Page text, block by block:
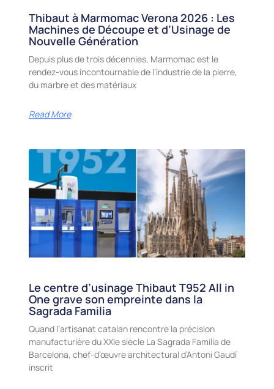
Thibaut à Marmomac Verona 2026 : Les
Machines de Découpe et d’Usinage de
Nouvelle Génération
Depuis plus de trois décennies, Marmomac est le
rendez-vous incontournable de l’industrie de la pierre,
du marbre et des matériaux
Read More
Le centre d’usinage Thibaut T952 All in
One grave son empreinte dans la
Sagrada Familia
Quand l’artisanat catalan rencontre la précision
manufacturière du XXIe siècle La Sagrada Familia de
Barcelona, chef-d’œuvre architectural d’Antoni Gaudí
inscrit